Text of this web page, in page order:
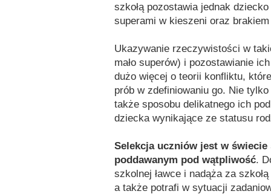
szkołą pozostawia jednak
superami w kieszeni oraz
Ukazywanie rzeczywistości w
mało superów) i pozostawianie
dużo więcej o teorii konfliktu,
prób w zdefiniowaniu go. Nie
także sposobu delikatnego ich
dziecka wynikające ze statusu
Selekcja uczniów jest w
poddawanym pod wątpliwość.
szkolnej ławce i nadąża za
a także potrafi w sytuacji